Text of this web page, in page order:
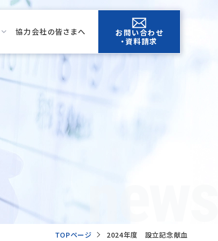
協力会社の皆さまへ
お問い合わせ
・資料請求
news
TOPページ 2024年度 設立記念献血